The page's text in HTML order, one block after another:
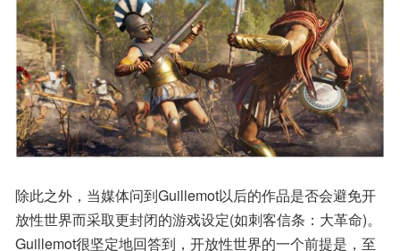
除此之外，当媒体问到Guillemot以后的作品是否会避免开
放性世界而采取更封闭的游戏设定(如刺客信条：大革命)。
Guillemot很坚定地回答到，开放性世界的一个前提是，至